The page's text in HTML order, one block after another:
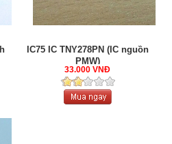
IC75 IC TNY278PN (IC nguồn
PMW)
33.000 VNĐ